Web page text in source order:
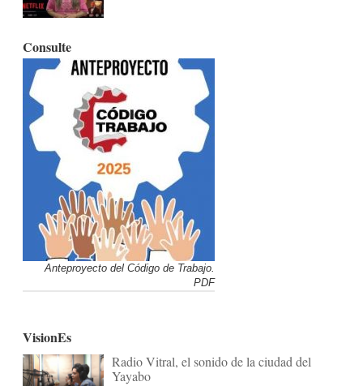
Consulte
Anteproyecto del Código de Trabajo.
PDF
VisionEs
Radio Vitral, el sonido de la ciudad del
Yayabo